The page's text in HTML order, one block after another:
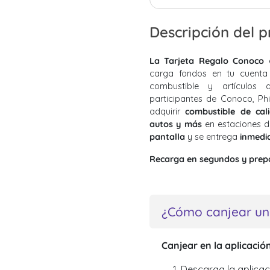
Descripción del
La Tarjeta Regalo Conoco
carga fondos en tu
combustible y artículos
participantes de Conoco,
adquirircombustible de
autos y másen estaciones
pantalla y se entrega
Recarga en segundos y
¿Cómo canjear
Canjear en la